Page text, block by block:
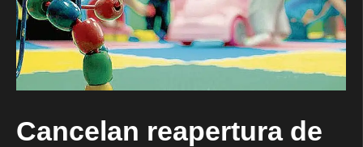
Cancelan reapertura de